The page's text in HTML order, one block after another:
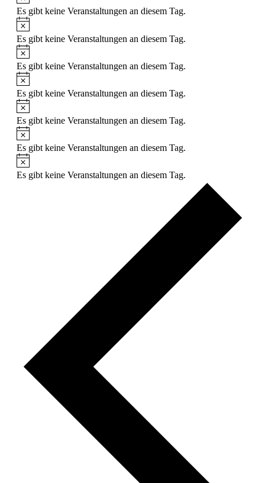
Es gibt keine Veranstaltungen an diesem Tag.
Hinweis
Es gibt keine Veranstaltungen an diesem Tag.
Hinweis
Es gibt keine Veranstaltungen an diesem Tag.
Hinweis
Es gibt keine Veranstaltungen an diesem Tag.
Hinweis
Es gibt keine Veranstaltungen an diesem Tag.
Hinweis
Es gibt keine Veranstaltungen an diesem Tag.
Hinweis
Es gibt keine Veranstaltungen an diesem Tag.